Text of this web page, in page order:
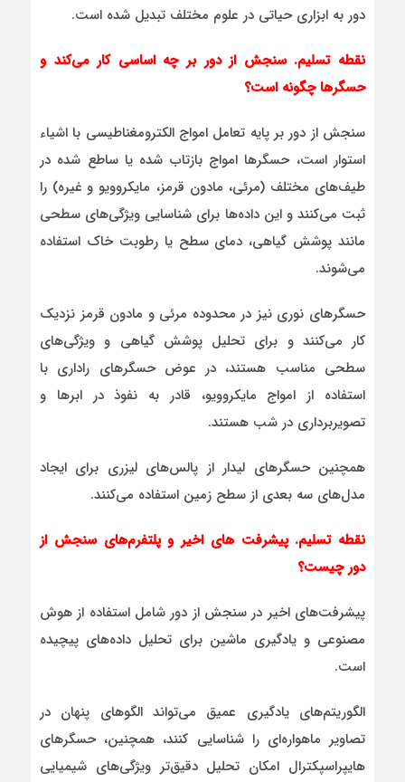
دور به ابزاری حیاتی در علوم مختلف تبدیل شده است.
نقطه تسلیم. سنجش از دور بر چه اساسی کار می‌کند و
حسگرها چگونه است؟
سنجش از دور بر پایه تعامل امواج الکترومغناطیسی با اشیاء
استوار است، حسگرها امواج بازتاب شده یا ساطع شده در
طیف‌های مختلف (مرئی، مادون قرمز، مایکروویو و غیره) را
ثبت می‌کنند و این داده‌ها برای شناسایی ویژگی‌های سطحی
مانند پوشش گیاهی، دمای سطح یا رطوبت خاک استفاده
می‌شوند.
حسگرهای نوری نیز در محدوده مرئی و مادون قرمز نزدیک
کار می‌کنند و برای تحلیل پوشش گیاهی و ویژگی‌های
سطحی مناسب هستند، در عوض حسگرهای راداری با
استفاده از امواج مایکروویو، قادر به نفوذ در ابرها و
تصویربرداری در شب هستند.
همچنین حسگرهای لیدار از پالس‌های لیزری برای ایجاد
مدل‌های سه بعدی از سطح زمین استفاده می‌کنند.
نقطه تسلیم. پیشرفت های اخیر و پلتفرم‌های سنجش از
دور چیست؟
پیشرفت‌های اخیر در سنجش از دور شامل استفاده از هوش
مصنوعی و یادگیری ماشین برای تحلیل داده‌های پیچیده
است.
الگوریتم‌های یادگیری عمیق می‌تواند الگوهای پنهان در
تصاویر ماهواره‌ای را شناسایی کنند، همچنین، حسگرهای
هایپراسپکترال امکان تحلیل دقیق‌تر ویژگی‌های شیمیایی